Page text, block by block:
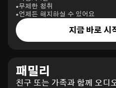
무제한 청취
언제든 해지하실 수 있어요
지금 바로 시
패밀리
친구 또는 가족과 함께 오디